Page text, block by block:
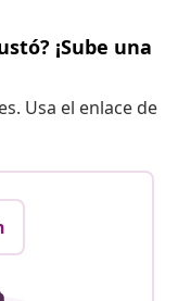
¡Sube una
Usa el enlace de